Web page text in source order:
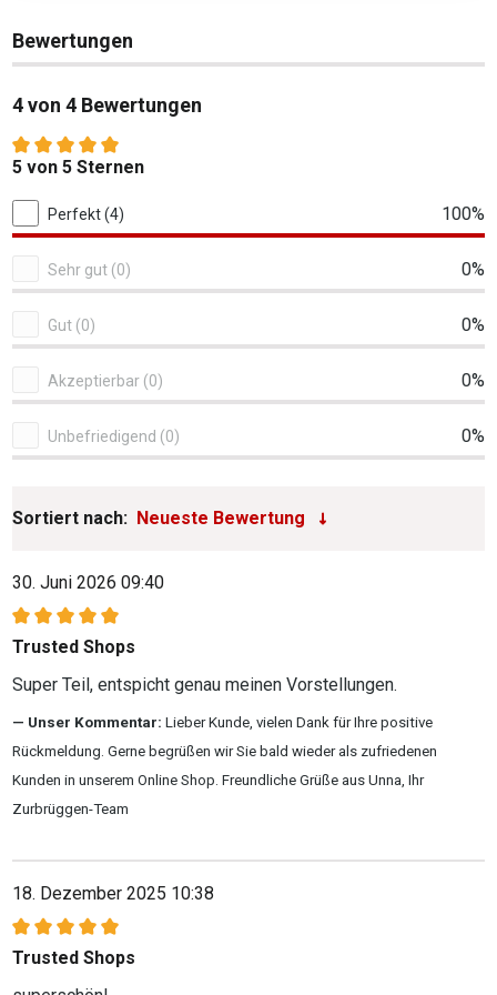
Bewertungen
4 von 4 Bewertungen
Durchschnittliche Bewertung von 5 von 5 Sternen
5 von 5 Sternen
4 von 4 Bewertungen
Perfekt (4) 100%
Sehr gut (0) 0%
Gut (0) 0%
Akzeptierbar (0) 0%
Unbefriedigend (0) 0%
Sortiert nach:
30. Juni 2026 09:40
Bewertung mit 5 von 5 Sternen
Trusted Shops
Super Teil, entspicht genau meinen Vorstellungen.
Unser Kommentar: Lieber Kunde, vielen Dank für Ihre positive
Rückmeldung. Gerne begrüßen wir Sie bald wieder als zufriedenen
Kunden in unserem Online Shop. Freundliche Grüße aus Unna, Ihr
Zurbrüggen-Team
18. Dezember 2025 10:38
Bewertung mit 5 von 5 Sternen
Trusted Shops